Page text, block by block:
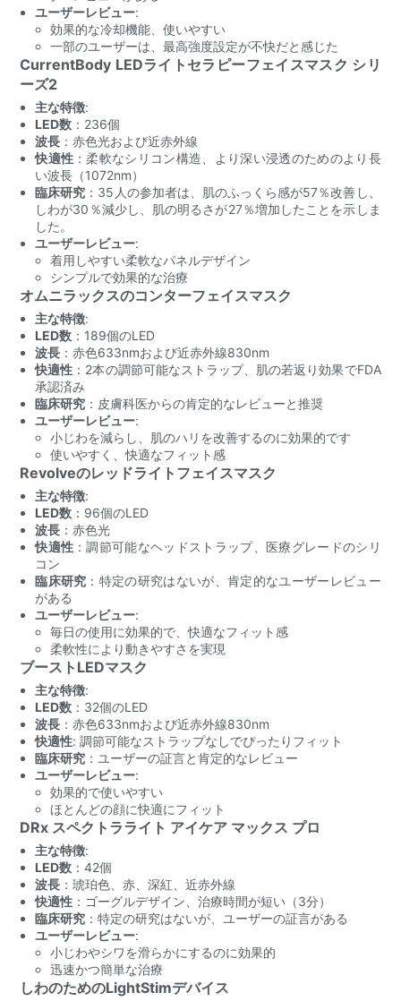
ユーザーレビュー:
効果的な冷却機能、使いやすい
一部のユーザーは、最高強度設定が不快だと感じた
CurrentBody LEDライトセラピーフェイスマスク シリ
ーズ2
主な特徴:
LED数 ：236個
波長 ：赤色光および近赤外線
快適性 ：柔軟なシリコン構造、より深い浸透のためのより長
い波長（1072nm）
臨床研究 ：35人の参加者は、肌のふっくら感が57％改善し、
しわが30％減少し、肌の明るさが27％増加したことを示しま
した。
ユーザーレビュー:
着用しやすい柔軟なパネルデザイン
シンプルで効果的な治療
オムニラックスのコンターフェイスマスク
主な特徴:
LED数 ：189個のLED
波長 ：赤色633nmおよび近赤外線830nm
快適性 ：2本の調節可能なストラップ、肌の若返り効果でFDA
承認済み
臨床研究 ：皮膚科医からの肯定的なレビューと推奨
ユーザーレビュー:
小じわを減らし、肌のハリを改善するのに効果的です
使いやすく、快適なフィット感
Revolveのレッドライトフェイスマスク
主な特徴:
LED数 ：96個のLED
波長 ：赤色光
快適性 ：調節可能なヘッドストラップ、医療グレードのシリ
コン
臨床研究 ：特定の研究はないが、肯定的なユーザーレビュー
がある
ユーザーレビュー:
毎日の使用に効果的で、快適なフィット感
柔軟性により動きやすさを実現
ブーストLEDマスク
主な特徴:
LED数 ：32個のLED
波長 ：赤色633nmおよび近赤外線830nm
快適性: 調節可能なストラップなしでぴったりフィット
臨床研究 ：ユーザーの証言と肯定的なレビュー
ユーザーレビュー:
効果的で使いやすい
ほとんどの顔に快適にフィット
DRx スペクトラライト アイケア マックス プロ
主な特徴:
LED数 ：42個
波長 ：琥珀色、赤、深紅、近赤外線
快適性 ：ゴーグルデザイン、治療時間が短い（3分）
臨床研究 ：特定の研究はないが、ユーザーの証言がある
ユーザーレビュー:
小じわやシワを滑らかにするのに効果的
迅速かつ簡単な治療
しわのためのLightStimデバイス